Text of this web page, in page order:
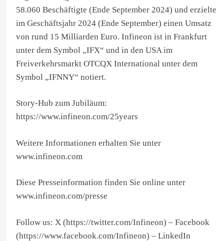
58.060 Beschäftigte (Ende September 2024) und erzielte
im Geschäftsjahr 2024 (Ende September) einen Umsatz
von rund 15 Milliarden Euro. Infineon ist in Frankfurt
unter dem Symbol „IFX“ und in den USA im
Freiverkehrsmarkt OTCQX International unter dem
Symbol „IFNNY“ notiert.
Story-Hub zum Jubiläum:
https://www.infineon.com/25years
Weitere Informationen erhalten Sie unter
www.infineon.com
Diese Presseinformation finden Sie online unter
www.infineon.com/presse
Follow us: X (https://twitter.com/Infineon) – Facebook
(https://www.facebook.com/Infineon) – LinkedIn